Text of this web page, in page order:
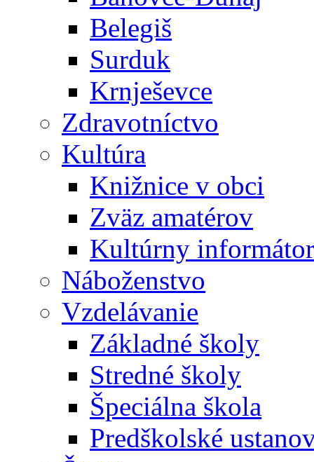
Belegiš
Surduk
Krnješevce
Zdravotníctvo
Kultúra
Knižnice v obci
Zväz amatérov
Kultúrny informátor
Náboženstvo
Vzdelávanie
Základné školy
Stredné školy
Špeciálna škola
Predškolské